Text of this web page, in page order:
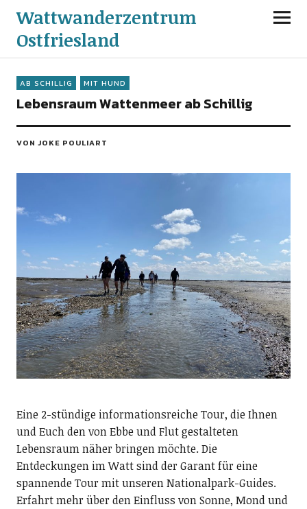
Wattwanderzentrum
Ostfriesland
AB SCHILLIG MIT HUND
Lebensraum Wattenmeer ab Schillig
VON JOKE POULIART
Eine 2-stündige informationsreiche Tour, die Ihnen
und Euch den von Ebbe und Flut gestalteten
Lebensraum näher bringen möchte. Die
Entdeckungen im Watt sind der Garant für eine
spannende Tour mit unseren Nationalpark-Guides.
Erfahrt mehr über den Einfluss von Sonne, Mond und